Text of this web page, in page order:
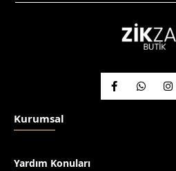
Kurumsal
Yardım Konuları